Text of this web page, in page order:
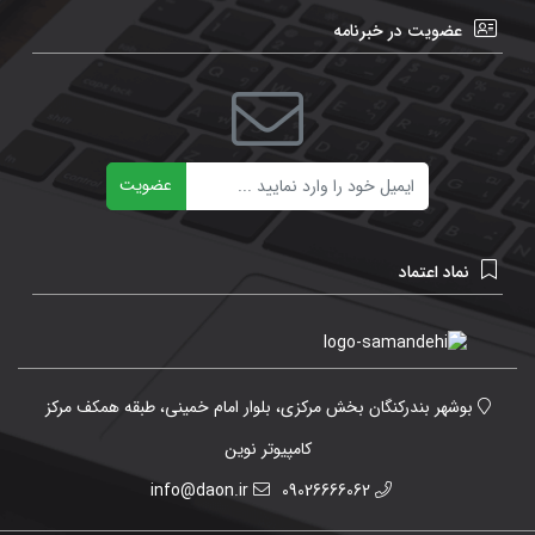
عضویت در خبرنامه
عضویت
نماد اعتماد
بوشهر بندرکنگان بخش مرکزی، بلوار امام خمینی، طبقه همکف مرکز
کامپیوتر نوین
09026666062
info@daon.ir